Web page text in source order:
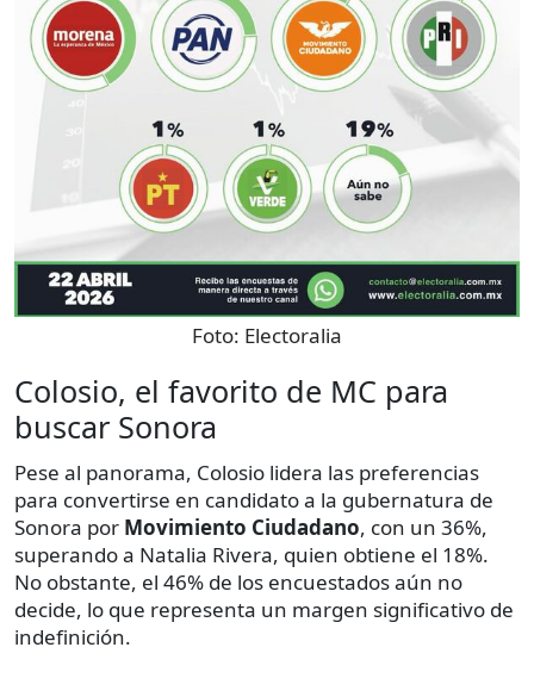
Foto: Electoralia
Colosio, el favorito de MC para
buscar Sonora
Pese al panorama, Colosio lidera las preferencias
para convertirse en candidato a la gubernatura de
Sonora por Movimiento Ciudadano, con un 36%,
superando a Natalia Rivera, quien obtiene el 18%.
No obstante, el 46% de los encuestados aún no
decide, lo que representa un margen significativo de
indefinición.